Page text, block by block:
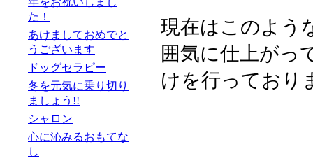
現在はこのよう
囲気に仕上がっ
けを行っており
た！
あけましておめでと
うございます
ドッグセラピー
冬を元気に乗り切り
ましょう!!
シャロン
心に沁みるおもてな
し